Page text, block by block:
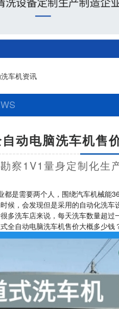
车机资讯
动电脑洗车机售
察1V1量身定制化生
是需要两个人，围绕汽车机械能
候，会发现但是采用的自动化洗
多洗车店来说，每天洗车数量超过
全自动电脑洗车机售价大概多少钱